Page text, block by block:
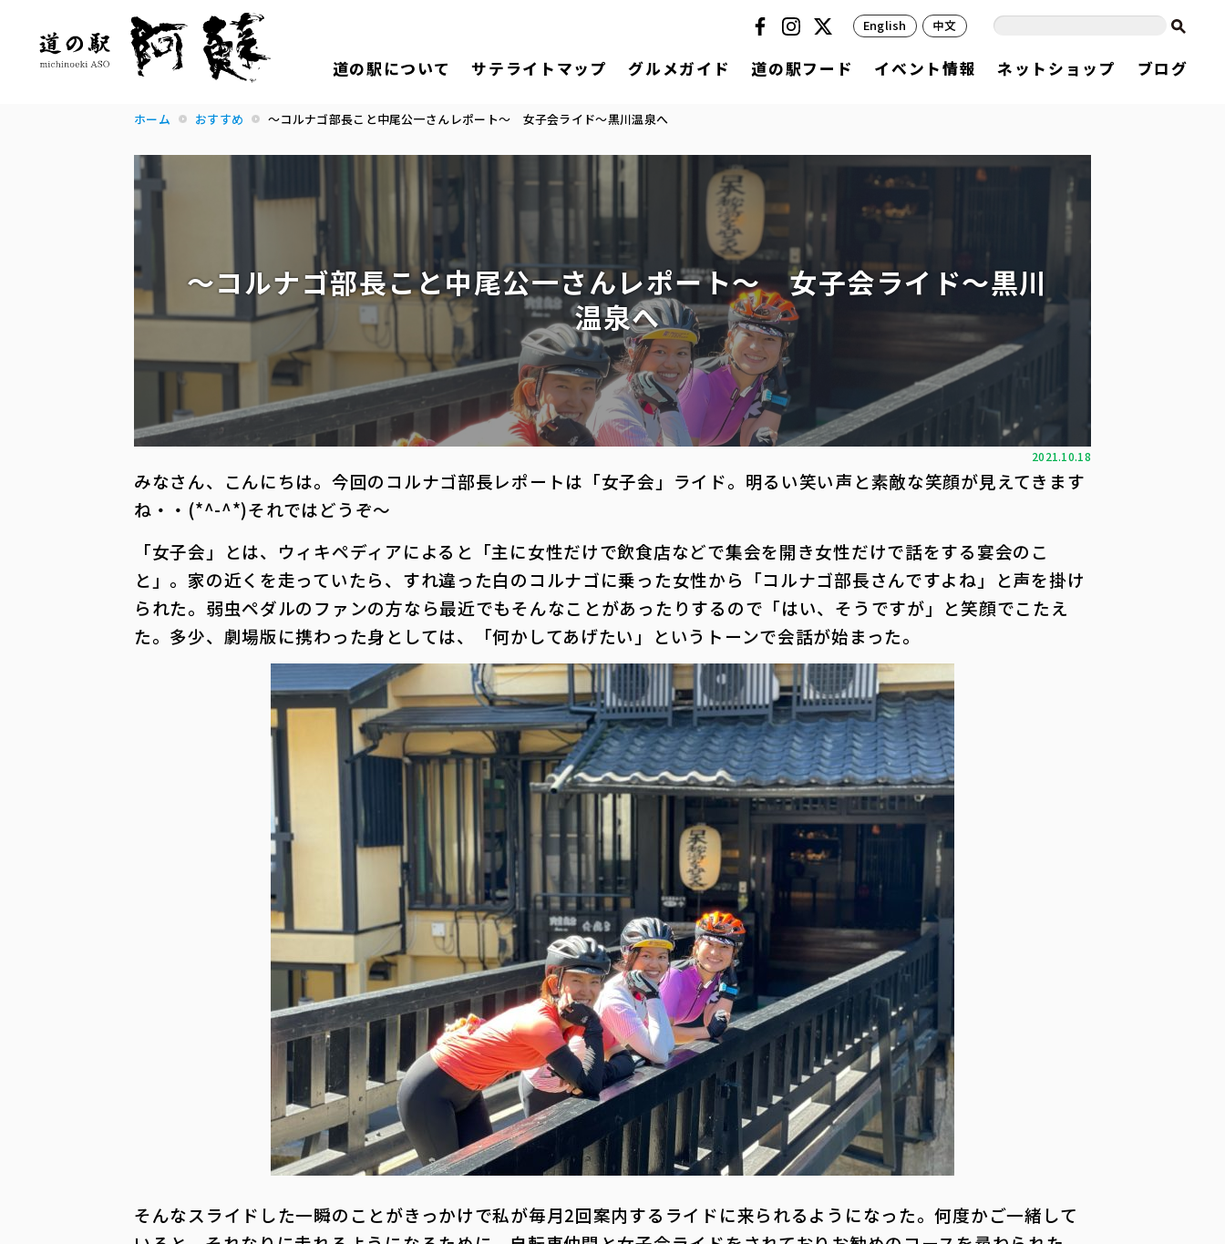
道の駅について サテライトマップ グルメガイド 道の駅フード イベント情報 ネットショップ ブログ
English 中文
ホーム おすすめ ～コルナゴ部長こと中尾公一さんレポート～ 女子会ライド～黒川温泉へ
～コルナゴ部長こと中尾公一さんレポート～ 女子会ライド～黒川
温泉へ
2021.10.18
みなさん、こんにちは。今回のコルナゴ部長レポートは「女子会」ライド。明るい笑い声と素敵な笑顔が見えてきます
ね・・(*^-^*)それではどうぞ～
「女子会」とは、ウィキペディアによると「主に女性だけで飲食店などで集会を開き女性だけで話をする宴会のこ
と」。家の近くを走っていたら、すれ違った白のコルナゴに乗った女性から「コルナゴ部長さんですよね」と声を掛け
られた。弱虫ペダルのファンの方なら最近でもそんなことがあったりするので「はい、そうですが」と笑顔でこたえ
た。多少、劇場版に携わった身としては、「何かしてあげたい」というトーンで会話が始まった。
そんなスライドした一瞬のことがきっかけで私が毎月2回案内するライドに来られるようになった。何度かご一緒して